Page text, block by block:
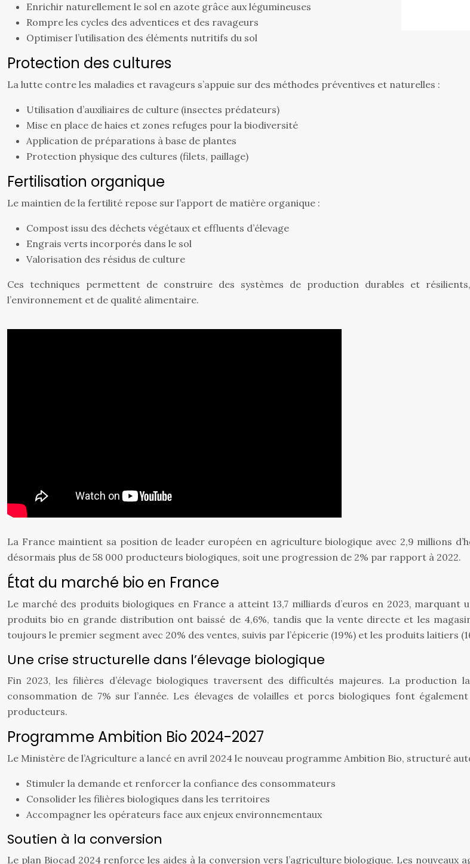
Enrichir naturellement le sol en azote grâce aux légumineuses
Rompre les cycles des adventices et des ravageurs
Optimiser l’utilisation des éléments nutritifs du sol
Protection des cultures
La lutte contre les maladies et ravageurs s’appuie sur des méthodes préventives et naturelles :
Utilisation d’auxiliaires de culture (insectes prédateurs)
Mise en place de haies et zones refuges pour la biodiversité
Application de préparations à base de plantes
Protection physique des cultures (filets, paillage)
Fertilisation organique
Le maintien de la fertilité repose sur l’apport de matière organique :
Compost issu des déchets végétaux et effluents d’élevage
Engrais verts incorporés dans le sol
Valorisation des résidus de culture
Ces techniques permettent de construire des systèmes de production durables et
l’environnement et de qualité alimentaire.
La France maintient sa position de leader européen en agriculture biologique avec 2,9 millions
désormais plus de 58 000 producteurs biologiques, soit une progression de 2% par rapport à 2022.
État du marché bio en France
Le marché des produits biologiques en France a atteint 13,7 milliards d’euros en 2023,
produits bio en grande distribution ont baissé de 4,6%, tandis que la vente directe et les
toujours le premier segment avec 20% des ventes, suivis par l’épicerie (19%) et les produits laitiers
Une crise structurelle dans l’élevage biologique
Fin 2023, les filières d’élevage biologiques traversent des difficultés majeures. La
consommation de 7% sur l’année. Les élevages de volailles et porcs biologiques font
producteurs.
Programme Ambition Bio 2024-2027
Le Ministère de l’Agriculture a lancé en avril 2024 le nouveau programme Ambition Bio, structuré
Stimuler la demande et renforcer la confiance des consommateurs
Consolider les filières biologiques dans les territoires
Accompagner les opérateurs face aux enjeux environnementaux
Soutien à la conversion
Le plan Biocad 2024 renforce les aides à la conversion vers l’agriculture biologique. Les